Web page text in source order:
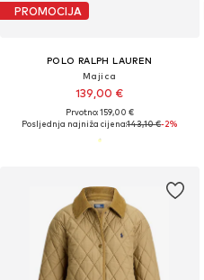
PROMOCIJA
POLO RALPH LAUREN
Majica
139,00 €
Prvotno: 159,00 €
Posljednja najniža cijena:143,10 €-2%